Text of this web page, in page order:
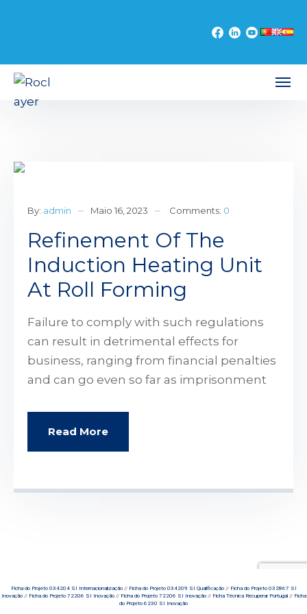
By: admin Maio 16, 2023 Comments: 0
Refinement Of The
Induction Heating Unit
At Roll Forming
Failure to comply with such regulations
can result in detrimental effects for
business, ranging from financial penalties
and can go even so far as imprisonment
Read More
Ficha do Projeto 034204 SI Internacionalização// Ficha do Projeto 034209 SI Qualificação// Ficha do Projeto 032867 SI
Inovação// Ficha do Projeto 72206 SI Inovação// Ficha do Projeto 72206 SI Inovação// Ficha Técnica Recuperar Portugal// Ficha
do Projeto 6230 SI Inovação